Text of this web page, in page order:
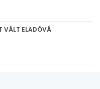
VÁLT ELADÓVÁ